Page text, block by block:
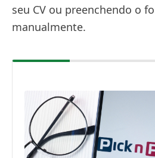
seu CV ou preenchendo o
manualmente.